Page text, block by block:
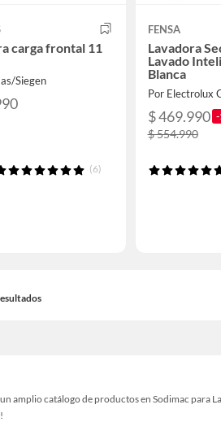
carga frontal 11
Siegen
(6)
FENSA
Lavadora
Lavado
Blanca
Por Electrolux
$ 469.990
$ 554.990
amplio catálogo de productos en Sodimac para